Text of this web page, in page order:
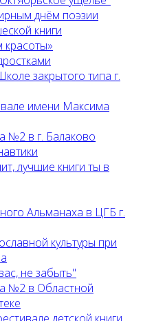
днём поэзии
книги
красоты»
закрытого типа г.
имени Максима
№2 в г. Балаково
лучшие книги ты в
Альманаха в ЦГБ г.
культуры при
не забыть"
№2 в Областной